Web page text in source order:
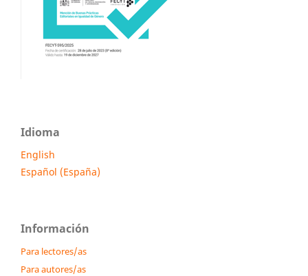
Idioma
English
Español (España)
Información
Para lectores/as
Para autores/as